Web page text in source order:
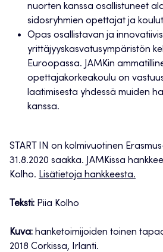
nuorten kanssa osallistuneet
sidosryhmien opettajat ja
Opas osallistavan ja
yrittäjyyskasvatusympäristön
Euroopassa. JAMKin
opettajakorkeakoulu on
laatimisesta yhdessä muiden
kanssa.
START IN on kolmivuotinen
31.8.2020 saakka. JAMKissa
Kolho. Lisätietoja hankkeesta.
Teksti: Piia Kolho
Kuva: hanketoimijoiden toinen
2018 Corkissa, Irlanti.